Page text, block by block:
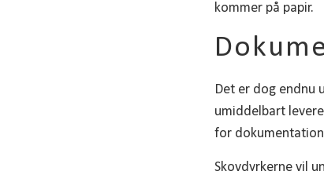
kommer på papir.
Det er dog endnu
umiddelbart
for
Skovdyrkerne vil